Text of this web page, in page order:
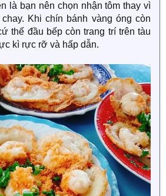
là bạn nên chọn nhận tôm thay vì
Khi chín bánh vàng óng còn
thế đầu bếp còn trang trí trên tàu
kì rực rỡ và hấp dẫn.